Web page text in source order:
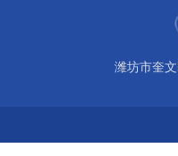
潍坊市奎